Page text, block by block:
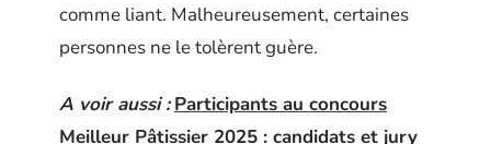
comme liant. Malheureusement, certaines
personnes ne le tolèrent guère.
A voir aussi : Participants au concours
Meilleur Pâtissier 2025 : candidats et jury